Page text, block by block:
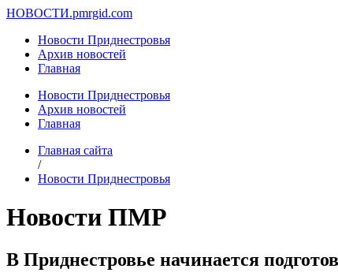
НОВОСТИ.pmrgid.com
Новости Приднестровья
Архив новостей
Главная
Новости Приднестровья
Архив новостей
Главная
Главная сайта
/
Новости Приднестровья
Новости ПМР
В Приднестровье начинается